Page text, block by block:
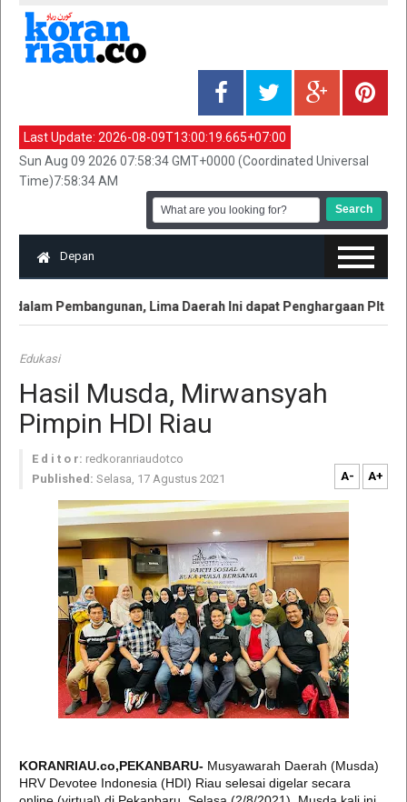
Last Update: 2026-08-09T13:00:19.665+07:00
Sun Aug 09 2026 07:58:34 GMT+0000 (Coordinated Universal
Time)7:58:34 AM
Depan
Pembangunan, Lima Daerah Ini dapat Penghargaan Plt
Edukasi
Hasil Musda, Mirwansyah
Pimpin HDI Riau
E d i t o r: redkoranriaudotco
Published: Selasa, 17 Agustus 2021 A- A+
KORANRIAU.co,PEKANBARU- Musyawarah Daerah (Musda)
HRV Devotee Indonesia (HDI) Riau selesai digelar secara